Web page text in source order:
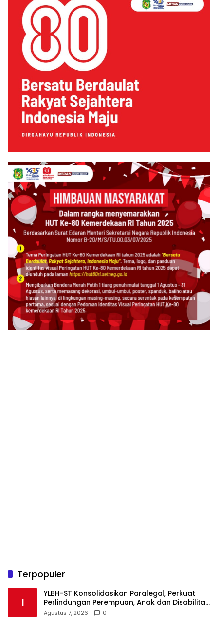
Terpopuler
1
YLBH-ST Konsolidasikan Paralegal, Perkuat
Perlindungan Perempuan, Anak dan Disabilitas
Agustus 7, 2026 0